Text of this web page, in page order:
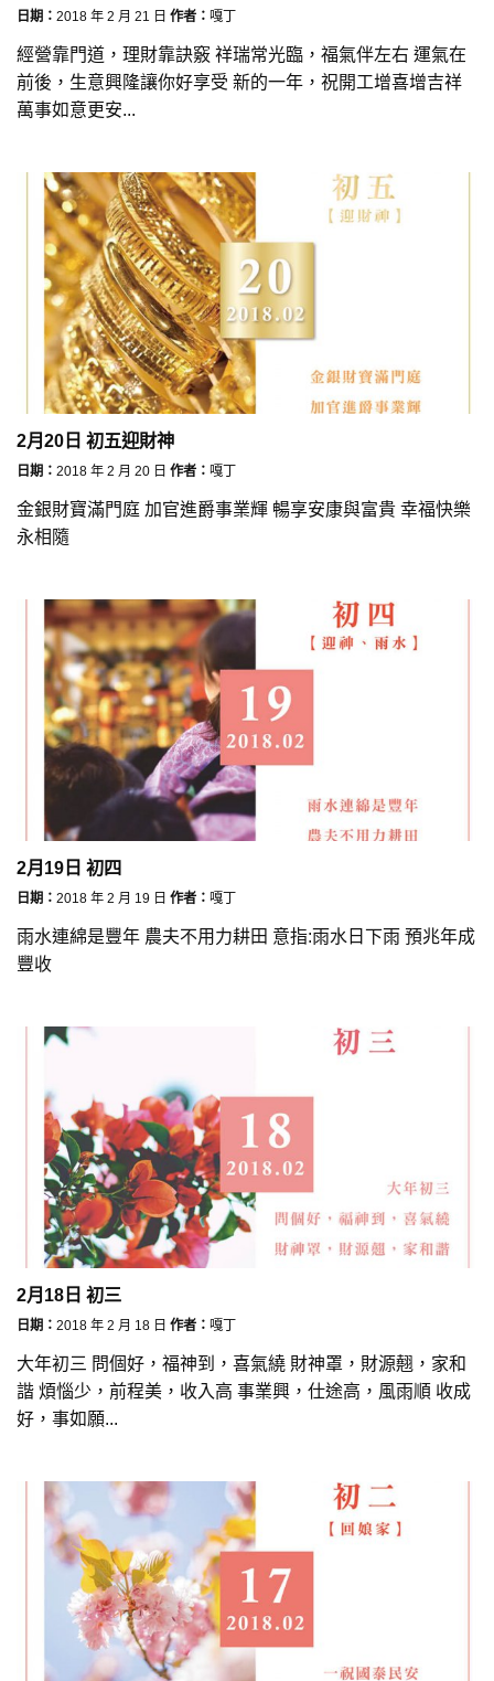
日期： 2018 年 2 月 21 日 作者： 嘎丁
經營靠門道，理財靠訣竅 祥瑞常光臨，福氣伴左右 運氣在
前後，生意興隆讓你好享受 新的一年，祝開工增喜增吉祥
萬事如意更安...
2月20日 初五迎財神
日期： 2018 年 2 月 20 日 作者： 嘎丁
金銀財寶滿門庭 加官進爵事業輝 暢享安康與富貴 幸福快樂
永相隨
2月19日 初四
日期： 2018 年 2 月 19 日 作者： 嘎丁
雨水連綿是豐年 農夫不用力耕田 意指:雨水日下雨 預兆年成
豐收
2月18日 初三
日期： 2018 年 2 月 18 日 作者： 嘎丁
大年初三 問個好，福神到，喜氣繞 財神罩，財源翹，家和
諧 煩惱少，前程美，收入高 事業興，仕途高，風雨順 收成
好，事如願...